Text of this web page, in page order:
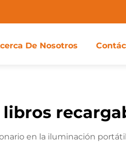
De Nosotros
en la iluminación